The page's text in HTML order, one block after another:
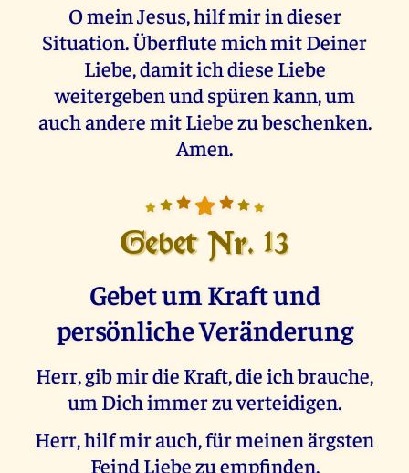
O mein Jesus, hilf mir in dieser
Situation. Überflute mich mit Deiner
Liebe, damit ich diese Liebe
weitergeben und spüren kann, um
auch andere mit Liebe zu beschenken.
Amen.
Gebet Nr. 13
Gebet um Kraft und
persönliche Veränderung
Herr, gib mir die Kraft, die ich brauche,
um Dich immer zu verteidigen.
Herr, hilf mir auch, für meinen ärgsten
Feind Liebe zu empfinden.